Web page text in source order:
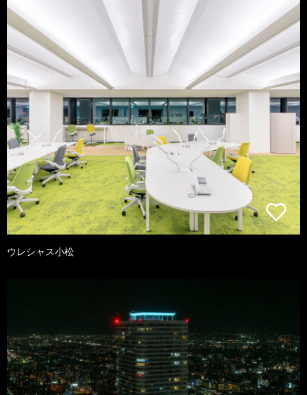
ウレシャス小松